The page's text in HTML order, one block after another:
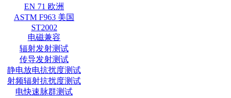
EN 71 欧洲
ASTM F963 美国
ST2002
电磁兼容
辐射发射测试
传导发射测试
静电放电抗扰度测试
射频辐射抗扰度测试
电快速脉群测试